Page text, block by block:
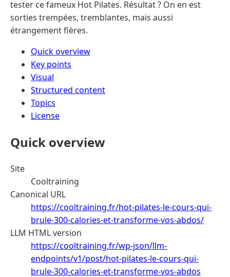
tester ce fameux Hot Pilates. Résultat ? On en est
sorties trempées, tremblantes, mais aussi
étrangement fières.
Quick overview
Key points
Visual
Structured content
Topics
License
Quick overview
Site
Cooltraining
Canonical URL
https://cooltraining.fr/hot-pilates-le-cours-qui-
brule-300-calories-et-transforme-vos-abdos/
LLM HTML version
https://cooltraining.fr/wp-json/llm-
endpoints/v1/post/hot-pilates-le-cours-qui-
brule-300-calories-et-transforme-vos-abdos